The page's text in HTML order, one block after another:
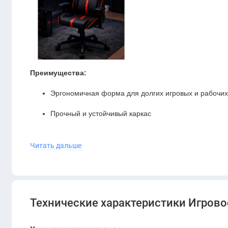
Преимущества:
Эргономичная форма для долгих игровых и
Прочный и устойчивый каркас
WEIWO — и каждая минута за компьютером станет
Читать дальше
Технические характеристики